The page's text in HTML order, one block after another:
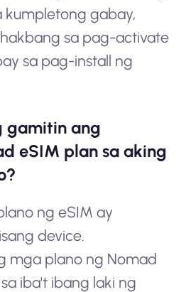
kumpletong gabay,
sa pag-activate
sa pag-install ng
gamitin ang
eSIM plan sa aking
ng eSIM ay
device.
mga plano ng Nomad
iba't ibang laki ng